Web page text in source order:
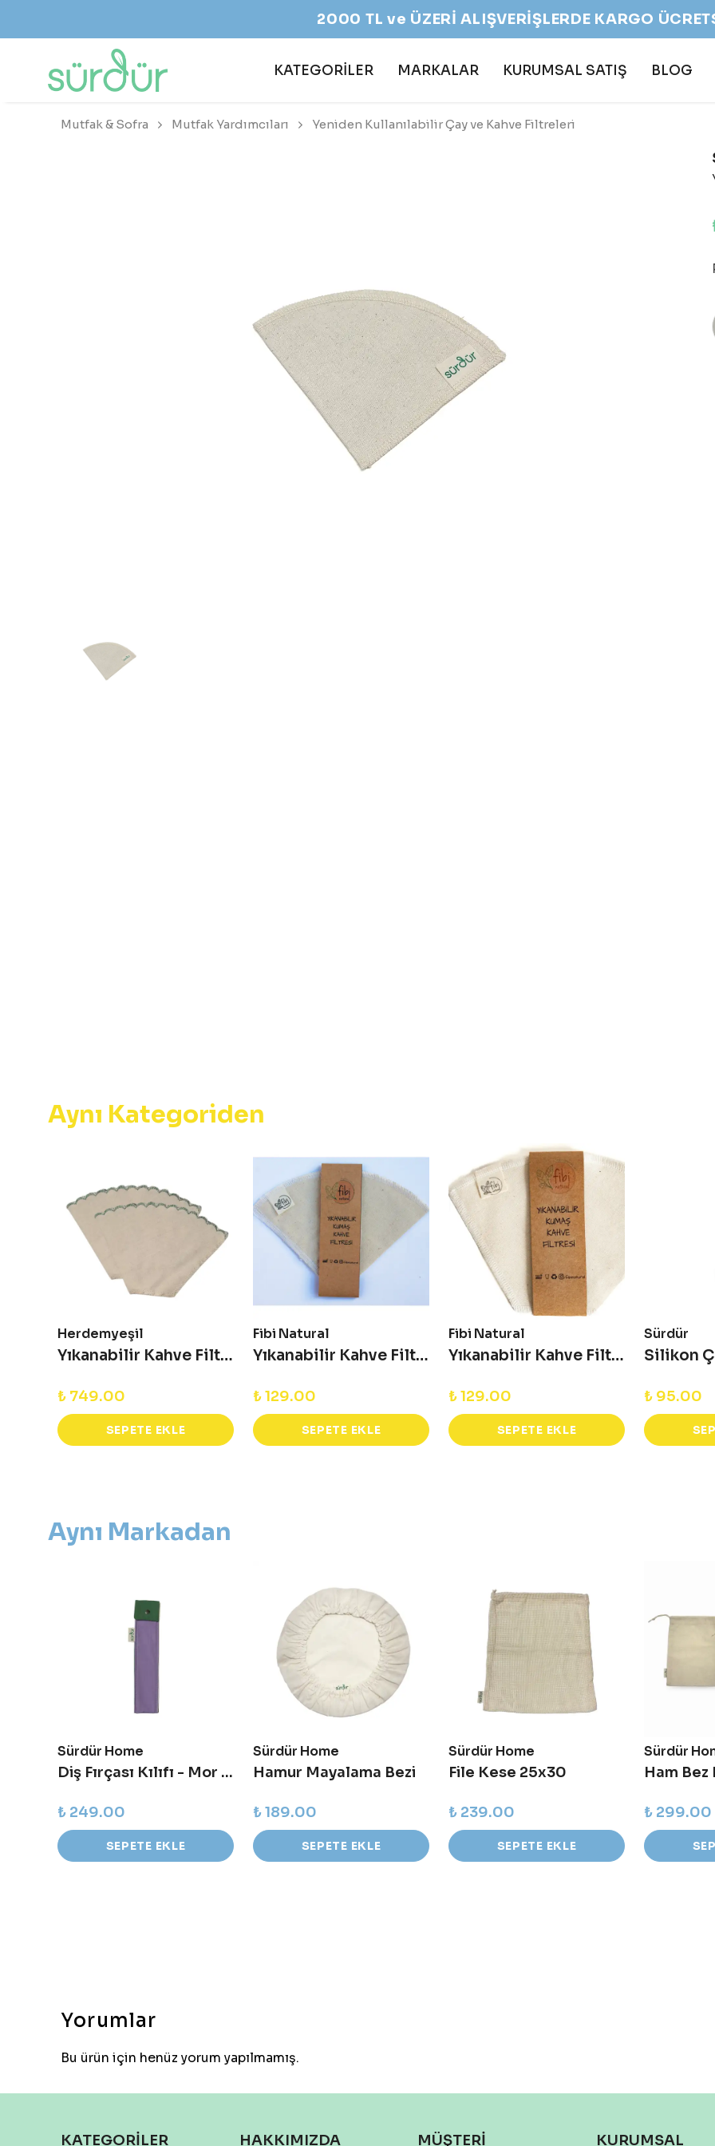
TEK PAKETTE PLASTİKSİZ GÖNDERİM. 24 SAAT İÇİNDE
KATEGORİLER MARKALAR KURUMSAL SATIŞ BLOG
Mutfak & Sofra Mutfak Yardımcıları Yeniden Kullanılabilir Çay ve Kahve Filtreleri
Aynı Kategoriden
Herdemyeşil
Yıkanabilir Kahve Filtresi - Dilim Nakış 2'li
₺ 749.00
SEPETE EKLE
Fibi Natural
Yıkanabilir Kahve Filtresi v60
₺ 129.00
SEPETE EKLE
Fibi Natural
Yıkanabilir Kahve Filtresi 1x4
₺ 129.00
SEPETE EKLE
Sürdür
₺ 95.00
Aynı Markadan
Sürdür Home
Diş Fırçası Kılıfı - Mor & Yeşil
₺ 249.00
SEPETE EKLE
Sürdür Home
Hamur Mayalama Bezi
₺ 189.00
SEPETE EKLE
Sürdür Home
File Kese 25x30
₺ 239.00
SEPETE EKLE
Sürdür
₺ 299.00
Yorumlar
Bu ürün için henüz yorum yapılmamış.
KATEGORİLER HAKKIMIZDA MÜŞTERİ KURUMSAL